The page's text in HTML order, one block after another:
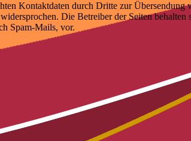
Kontaktdaten durch Dritte zur Übersendung
Die Betreiber der Seiten
Spam-Mails, vor.